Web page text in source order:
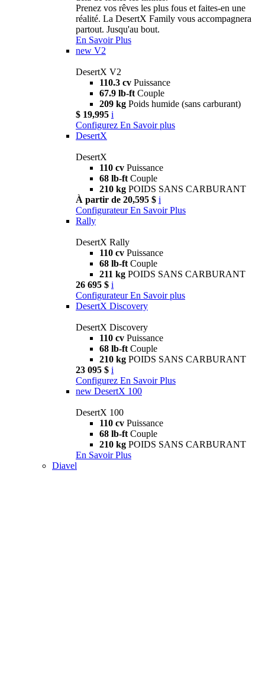
Prenez vos rêves les plus fous et faites-en une
réalité. La DesertX Family vous accompagnera
partout. Jusqu'au bout.
En Savoir Plus
new V2
DesertX V2
110.3 cv Puissance
67.9 lb-ft Couple
209 kg Poids humide (sans carburant)
$ 19,995 i
Configurez En Savoir plus
DesertX
DesertX
110 cv Puissance
68 lb-ft Couple
210 kg POIDS SANS CARBURANT
À partir de 20,595 $ i
Configurateur En Savoir Plus
Rally
DesertX Rally
110 cv Puissance
68 lb-ft Couple
211 kg POIDS SANS CARBURANT
26 695 $ i
Configurateur En Savoir plus
DesertX Discovery
DesertX Discovery
110 cv Puissance
68 lb-ft Couple
210 kg POIDS SANS CARBURANT
23 095 $ i
Configurez En Savoir Plus
new DesertX 100
DesertX 100
110 cv Puissance
68 lb-ft Couple
210 kg POIDS SANS CARBURANT
En Savoir Plus
Diavel